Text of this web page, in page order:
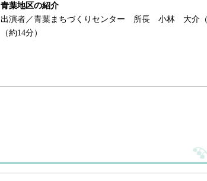
青葉地区の紹介
出演者／青葉まちづくりセンター 所長 小林 大介
（約14分）